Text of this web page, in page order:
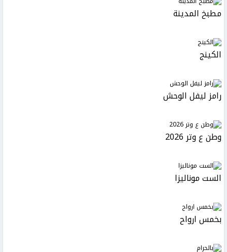
مطبخ المدينة
الكينج
رامز ليفل الوحش
وطن ع وتر 2026
الست موناليزا
بخمس ارواح